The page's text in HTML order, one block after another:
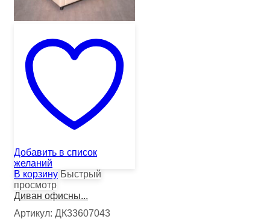
Добавить в список
желаний
В корзину Быстрый
просмотр
Диван офисны...
Артикул: ДК33607043